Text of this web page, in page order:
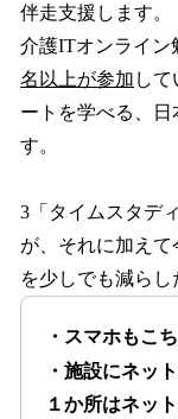
伴走支援します。
介護ITオンライン
名以上が参加 し
ートを学べる、
す。
3「タイムスタデ
が、それに加え
を少しでも減らし
・スマホもこ
・施設にネッ
１か所はネッ